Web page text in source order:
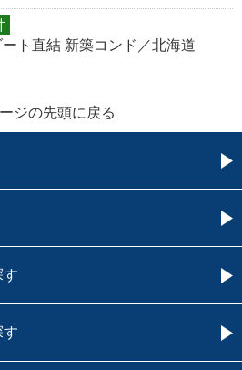
ト直結 新築コンド／北海道
ジの先頭に戻る
す
す